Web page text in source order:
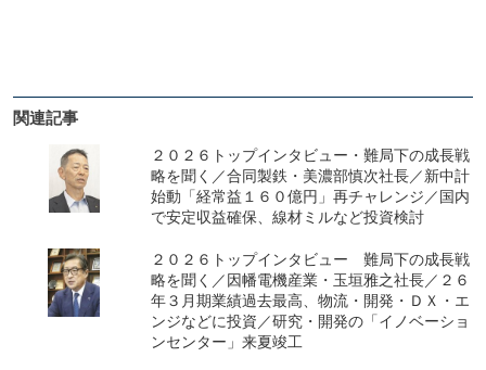
関連記事
２０２６トップインタビュー・難局下の成長戦
略を聞く／合同製鉄・美濃部慎次社長／新中計
始動「経常益１６０億円」再チャレンジ／国内
で安定収益確保、線材ミルなど投資検討
２０２６トップインタビュー 難局下の成長戦
略を聞く／因幡電機産業・玉垣雅之社長／２６
年３月期業績過去最高、物流・開発・ＤＸ・エ
ンジなどに投資／研究・開発の「イノベーショ
ンセンター」来夏竣工